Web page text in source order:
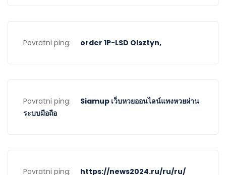
Povratni ping: order 1P-LSD Olsztyn,
Povratni ping:
Siamup เว็บหวยออนไลน์แทงหวยผ่าน
ระบบมือถือ
Povratni ping: https://news2024.ru/ru/ru/